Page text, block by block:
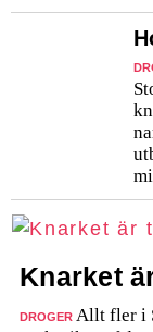
Knarket
DROGER Allt fler i